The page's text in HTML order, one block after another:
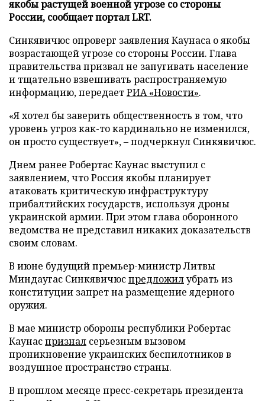
якобы растущей военной угрозе со стороны
России, сообщает портал LRT.
Синкявичюс опроверг заявления Каунаса о якобы
возрастающей угрозе со стороны России. Глава
правительства призвал не запугивать население
и тщательно взвешивать распространяемую
информацию, передаетРИА «Новости».
«Я хотел бы заверить общественность в том, что
уровень угроз как-то кардинально не изменился,
он просто существует», – подчеркнул Синкявичюс.
Днем ранее Робертас Каунас выступил с
заявлением, что Россия якобы планирует
атаковать критическую инфраструктуру
прибалтийских государств, используя дроны
украинской армии. При этом глава оборонного
ведомства не представил никаких доказательств
своим словам.
В июне будущий премьер-министр Литвы
Миндаугас Синкявичюспредложилубрать из
конституции запрет на размещение ядерного
оружия.
В мае министр обороны республики Робертас
Каунаспризнал серьезным вызовом
проникновение украинских беспилотников в
воздушное пространство страны.
В прошлом месяце пресс-секретарь президента